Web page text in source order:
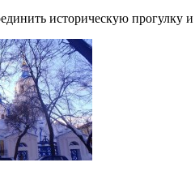
историческую